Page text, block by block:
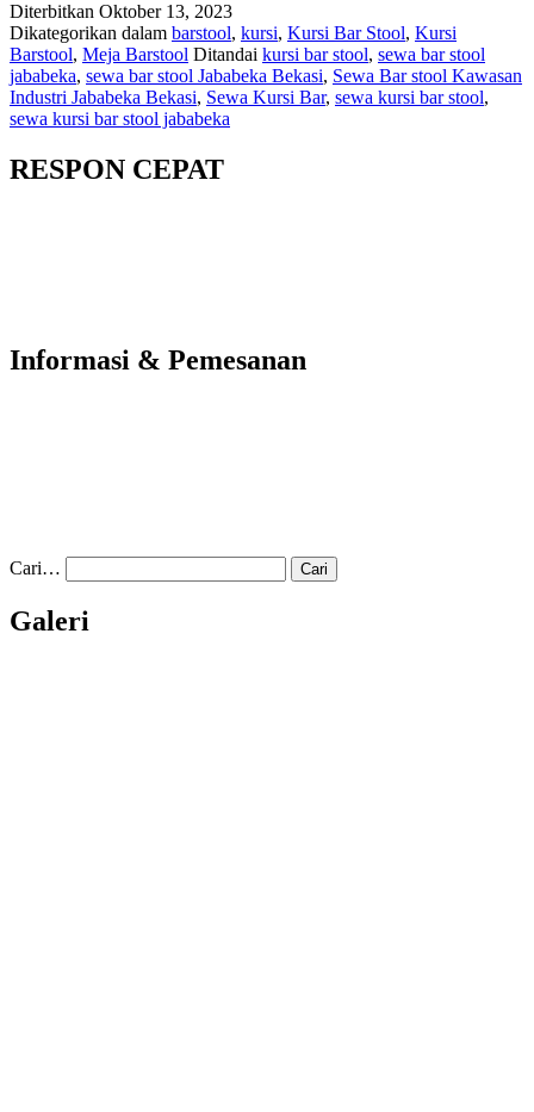
Diterbitkan Oktober 13, 2023
Dikategorikan dalam barstool, kursi, Kursi Bar Stool, Kursi
Barstool, Meja Barstool Ditandai kursi bar stool, sewa bar stool
jababeka, sewa bar stool Jababeka Bekasi, Sewa Bar stool Kawasan
Industri Jababeka Bekasi, Sewa Kursi Bar, sewa kursi bar stool,
sewa kursi bar stool jababeka
RESPON CEPAT
Informasi & Pemesanan
Cari…
Galeri